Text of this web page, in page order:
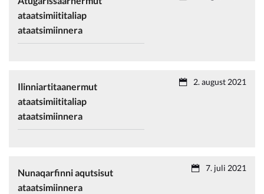
ataatsimiititaliap
ataatsimiinnera
Ilinniartitaanermut
ataatsimiititaliap
ataatsimiinnera
2. august 2021
Nunaqarfinni aqutsisut
ataatsimiinnera
7. juli 2021